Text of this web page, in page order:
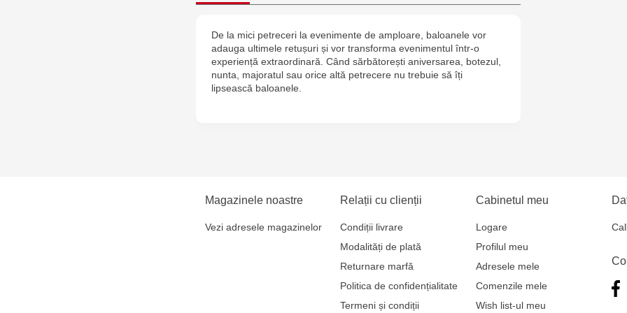
Multistore
De la mici petreceri la evenimente de amploare, baloanele vor
adauga ultimele retușuri și vor transforma evenimentul într-o
experiență extraordinară. Când sărbătorești aniversarea, botezul,
nunta, majoratul sau orice altă petrecere nu trebuie să îți
lipsească baloanele.
Magazinele noastre
Vezi adresele magazinelor
Relații cu clienții
Condiții livrare
Modalități de plată
Returnare marfă
Politica de confidențialitate
Termeni și condiții
Cabinetul meu
Logare
Profilul meu
Adresele mele
Comenzile mele
Wish list-ul meu